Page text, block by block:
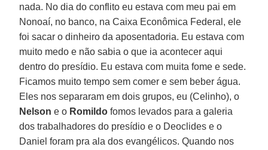
nada. No dia do conflito eu estava com meu pai em
Nonoaí, no banco, na Caixa Econômica Federal, ele
foi sacar o dinheiro da aposentadoria. Eu estava com
muito medo e não sabia o que ia acontecer aqui
dentro do presídio. Eu estava com muita fome e sede.
Ficamos muito tempo sem comer e sem beber água.
Eles nos separaram em dois grupos, eu (Celinho), o
Nelson e o Romildo fomos levados para a galeria
dos trabalhadores do presídio e o Deoclides e o
Daniel foram pra ala dos evangélicos. Quando nos